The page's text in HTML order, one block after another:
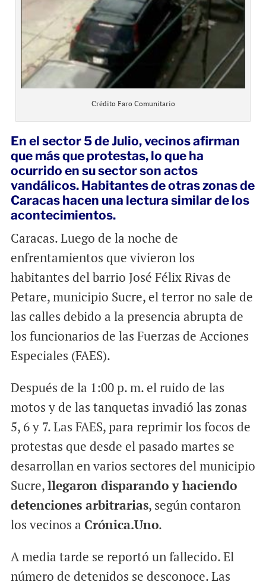
Crédito Faro Comunitario
En el sector 5 de Julio, vecinos afirman
que más que protestas, lo que ha
ocurrido en su sector son actos
vandálicos. Habitantes de otras zonas de
Caracas hacen una lectura similar de los
acontecimientos.
Caracas. Luego de la noche de
enfrentamientos que vivieron los
habitantes del barrio José Félix Rivas de
Petare, municipio Sucre, el terror no sale de
las calles debido a la presencia abrupta de
los funcionarios de las Fuerzas de Acciones
Especiales (FAES).
Después de la 1:00 p. m. el ruido de las
motos y de las tanquetas invadió las zonas
5, 6 y 7. Las FAES, para reprimir los focos de
protestas que desde el pasado martes se
desarrollan en varios sectores del municipio
Sucre,llegaron disparando y haciendo
detenciones arbitrarias, según contaron
los vecinos a Crónica.Uno.
A media tarde se reportó un fallecido. El
número de detenidos se desconoce. Las